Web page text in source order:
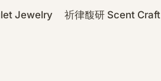
Jewelry 祈律馥研 Scent Craft